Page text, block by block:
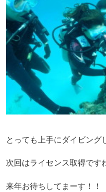
とっても上手にダイビング
次回はライセンス取得です
来年お待ちしてまーす！！